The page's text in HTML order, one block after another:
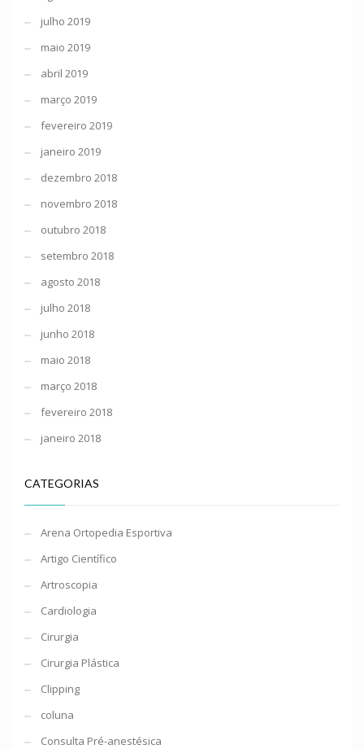
julho 2019
maio 2019
abril 2019
março 2019
fevereiro 2019
janeiro 2019
dezembro 2018
novembro 2018
outubro 2018
setembro 2018
agosto 2018
julho 2018
junho 2018
maio 2018
março 2018
fevereiro 2018
janeiro 2018
CATEGORIAS
Arena Ortopedia Esportiva
Artigo Científico
Artroscopia
Cardiologia
Cirurgia
Cirurgia Plástica
Clipping
coluna
Consulta Pré-anestésica